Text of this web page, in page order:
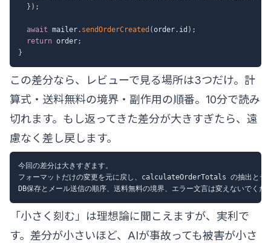
} ) ;
await mailer. sendOrderCreated (order. id ) ;
return order;
}
この差分なら、レビューで見る場所は3つだけ。計
算式・送料無料の境界・副作用の順番。10分で読み
切れます。もし返ってきた差分が大きすぎたら、遠
慮なく差し戻します。
今回の差分は大きすぎます。
フォーマットだけの変更を元に戻し、calculateOrderTotals の抽出とテ
「小さく刻む」は理想論に聞こえますが、実利で
す。差分が小さいほど、AIが事故っても被害が小さ